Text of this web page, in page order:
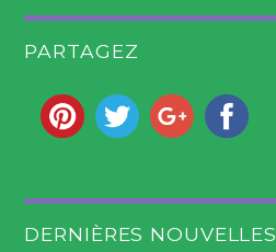
PARTAGEZ
DERNIÈRES NOUVELLES